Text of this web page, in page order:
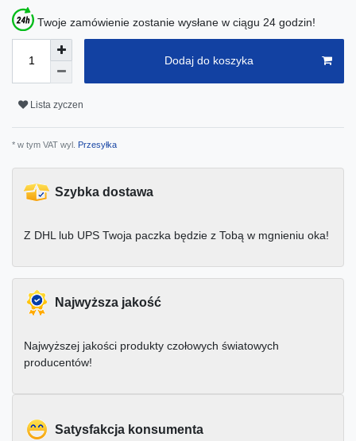
Twoje zamówienie zostanie wysłane w ciągu 24 godzin!
Dodaj do koszyka
Lista zyczen
* w tym VAT wyl. Przesyłka
Szybka dostawa
Z DHL lub UPS Twoja paczka będzie z Tobą w mgnieniu oka!
Najwyższa jakość
Najwyższej jakości produkty czołowych światowych
producentów!
Satysfakcja konsumenta